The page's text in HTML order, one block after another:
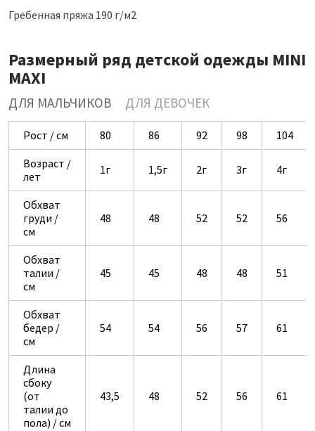
Гребенная пряжа 190 г/м2
Размерный ряд детской одежды MINI
MAXI
ДЛЯ МАЛЬЧИКОВ ДЛЯ ДЕВОЧЕК
Рост / см 80 86 92 98
104
Возраст /
лет
1г 1,5г 2г 3г 4г
Обхват
груди /
см
48 48 52 52 56
Обхват
талии /
см
45 45 48 48 51
Обхват
бедер /
см
54 54 56 57 61
Длина
сбоку
(от
талии до
пола) / см
43,5 48 52 56 61